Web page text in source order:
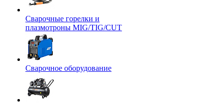
Сварочные горелки и
плазмотроны MIG/TIG/CUT
Сварочное оборудование